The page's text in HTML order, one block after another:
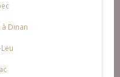
Dinan